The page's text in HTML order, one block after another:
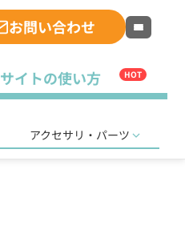
お問い合わせ
サイトの使い方 HOT
アクセサリ・パーツ